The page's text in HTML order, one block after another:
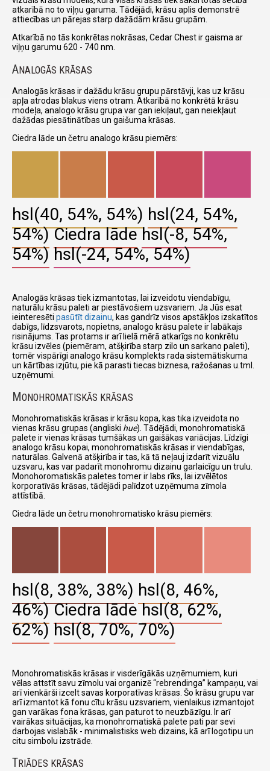
atkarībā no to viļņu garuma. Tādējādi, krāsu aplis demonstrē
attiecības un pārejas starp dažādām krāsu grupām.
Atkarībā no tās konkrētas nokrāsas, Cedar Chest ir gaisma ar
viļņu garumu 620 - 740 nm.
ANALOGĀS KRĀSAS
Analogās krāsas ir dažādu krāsu grupu pārstāvji, kas uz krāsu
apļa atrodas blakus viens otram. Atkarībā no konkrētā krāsu
modeļa, analogo krāsu grupa var gan iekiļaut, gan neiekļaut
dažādas piesātinātības un gaišuma krāsas.
Ciedra lāde un četru analogo krāsu piemērs:
hsl(40, 54%, 54%) hsl(24, 54%,
54%) Ciedra lāde hsl(-8, 54%,
54%) hsl(-24, 54%, 54%)
Analogās krāsas tiek izmantotas, lai izveidotu viendabīgu,
naturālu krāsu paleti ar piestāvošiem uzsvariem. Ja Jūs esat
ieinteresēti pasūtīt dizainu, kas gandrīz visos apstākļos izskatītos
dabīgs, līdzsvarots, nopietns, analogo krāsu palete ir labākajs
risinājums. Tas protams ir arī lielā mērā atkarīgs no konkrētu
krāsu izvēles (piemēram, atšķirība starp zilo un sarkano paleti),
tomēr vispārīgi analogo krāsu komplekts rada sistemātiskuma
un kārtības izjūtu, pie kā parasti tiecas biznesa, ražošanas u.tml.
uzņēmumi.
MONOHROMATISKĀS KRĀSAS
Monohromatiskās krāsas ir krāsu kopa, kas tika izveidota no
vienas krāsu grupas (angliski hue). Tādējādi, monohromatiskā
palete ir vienas krāsas tumšākas un gaišākas variācijas. Līdzīgi
analogo krāsu kopai, monohromatiskās krāsas ir viendabīgas,
naturālas. Galvenā atšķirība ir tas, kā tā neļauj izdarīt vizuālu
uzsvaru, kas var padarīt monohromu dizainu garlaicīgu un trulu.
Monohoromatiskās paletes tomer ir labs rīks, lai izvēlētos
korporatīvās krāsas, tādējādi palīdzot uzņēmuma zīmola
attīstībā.
Ciedra lāde un četru monohromatisko krāsu piemērs:
hsl(8, 38%, 38%) hsl(8, 46%,
46%) Ciedra lāde hsl(8, 62%,
62%) hsl(8, 70%, 70%)
Monohromatiskās krāsas ir visderīgākās uzņēmumiem, kuri
vēlas attstīt savu zīmolu vai organizē rebrendinga
kampaņu, vai
arī vienkārši izcelt savas korporatīvas krāsas. Šo krāsu grupu var
arī izmantot kā fonu cītu krāsu uzsvariem, vienlaikus izmantojot
gan varākas fona krāsas, gan paturot to neuzbāzīgu. Ir arī
vairākas situācijas, ka monohromatiskā palete pati par sevi
darbojas vislabāk - minimalistisks web dizains, kā arī logotipu un
citu simbolu izstrāde.
TRIĀDES KRĀSAS